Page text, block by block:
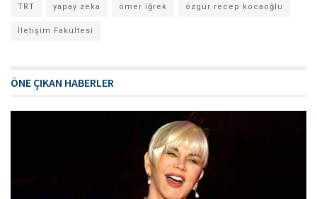
TRT yapay zeka ömer iğrek özgür recep kocaoğlu
İletişim Fakültesi
ÖNE ÇIKAN HABERLER